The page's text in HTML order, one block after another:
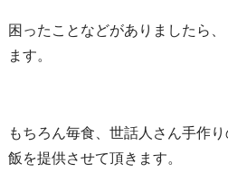
困ったことなどがありましたら
ます。
もちろん毎食、世話人さん手作
飯を提供させて頂きます。